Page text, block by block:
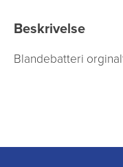
Beskrivelse
Blandebatteri